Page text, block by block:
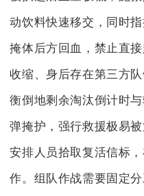
动饮料快速移交，同时
掩体后方回血，禁止直
收缩、身后存在第三方
衡倒地剩余淘汰倒计时
弹掩护，强行救援极易
安排人员拾取复活信标
作。组队作战需要固定